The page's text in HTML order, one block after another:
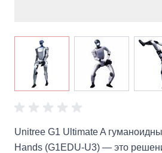
View larger imageView larger
Unitree G1 Ultimate A
Hands (G1EDU-U3) — это